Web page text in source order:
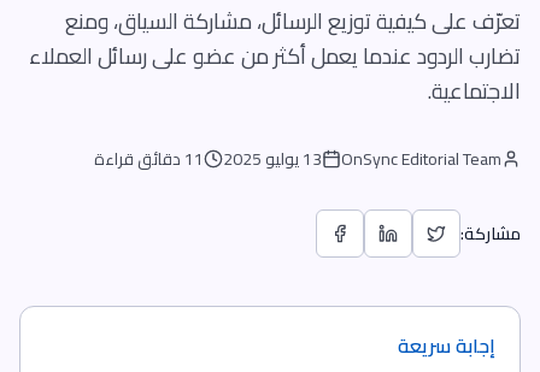
تعرّف على كيفية توزيع الرسائل، مشاركة السياق، ومنع
تضارب الردود عندما يعمل أكثر من عضو على رسائل العملاء
الاجتماعية.
OnSync Editorial Team 13 يوليو 2025 11 دقائق قراءة
مشاركة:
إجابة سريعة